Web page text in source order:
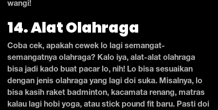
wangi!
14. Alat Olahraga
Coba cek, apakah cewek lo lagi semangat-
semangatnya olahraga? Kalo iya, alat-alat olahraga
bisa jadi kado buat pacar lo, nih! Lo bisa sesuaikan
dengan jenis olahraga yang lagi doi suka. Misalnya, lo
bisa kasih raket badminton, kacamata renang, matras
kalau lagi hobi yoga, atau stick pound fit baru. Pasti doi